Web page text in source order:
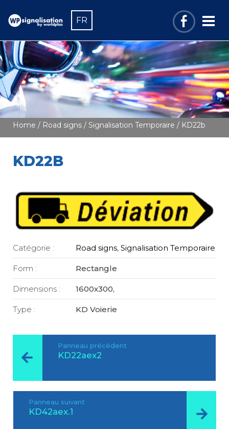
FR
Home / Road signs / Signalisation Temporaire / KD22b
KD22B
Catégorie : Road signs,Signalisation Temporaire
Form : Rectangle
Dimensions : 1600x300,
Type : KD Voierie
Panneau précédent
KD22aex2
Panneau suivant
KD42aex.1